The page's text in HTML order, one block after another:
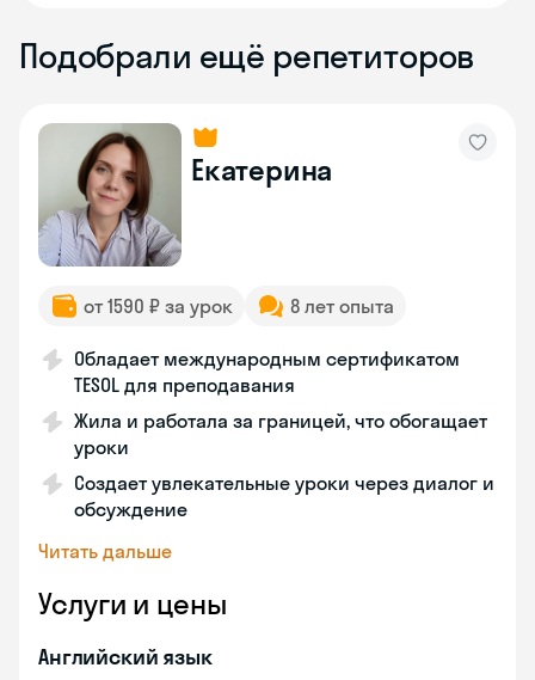
Подобрали ещё репетиторов
Екатерина
от 1590 ₽ за урок 8 лет опыта
Обладает международным сертификатом
TESOL для преподавания
Жила и работала за границей, что обогащает
уроки
Создает увлекательные уроки через диалог и
обсуждение
Читать дальше
Услуги и цены
Английский язык